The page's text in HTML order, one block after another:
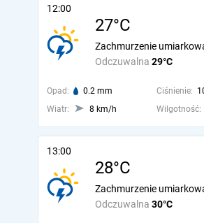
12:00
27°C
Odczuwalna 29°C
Zachmurzenie
Opad: 0.2 mm Ciśnienie:
Wiatr:
8 km/h Wilgotność:
13:00
28°C
Odczuwalna 30°C
Zachmurzenie